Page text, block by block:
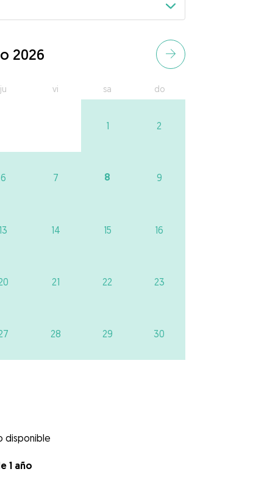
2026
ju vi sa do
1 2
6 7 8 9
13 14 15 16
21 22 23
28 29 30
disponible
1 año